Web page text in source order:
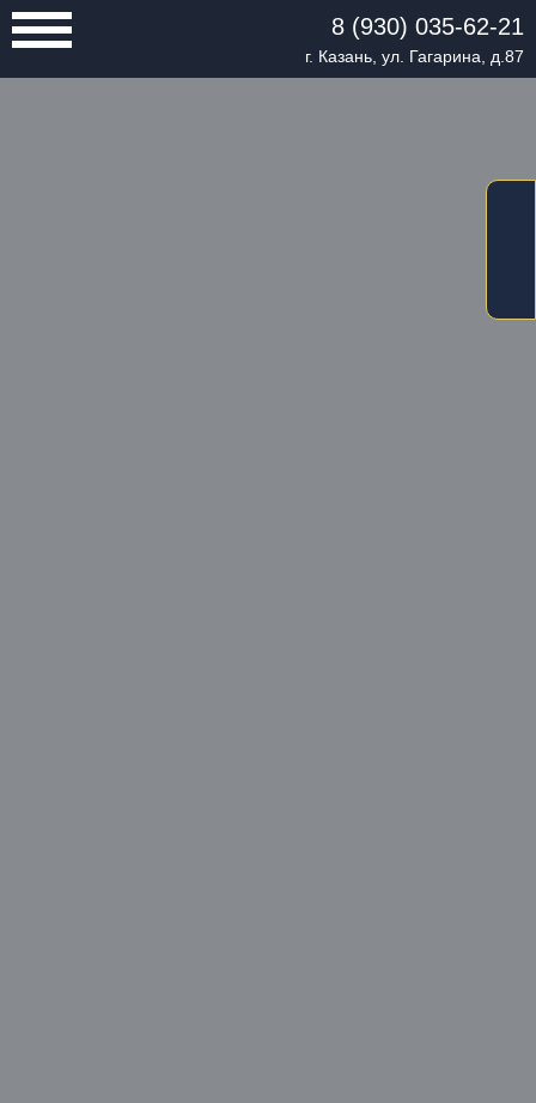
8 (930) 035-62-21
г. Казань, ул. Гагарина, д.87